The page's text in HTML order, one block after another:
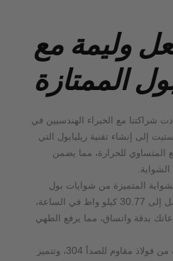
وليمة مع
الممتازة
أدت شراكتنا مع الخبراء الهندسيين في
إلى إنشاء تقنية ريليابول التي
المتساوي للحرارة، مما يضمن
المتميزة من شوايات بول
إلى 30.77 كيلو واط في الساعة،
بدقة واتساق، مما يرفع الطهي
فولاذ مقاوم للصدأ 304، وتتميز